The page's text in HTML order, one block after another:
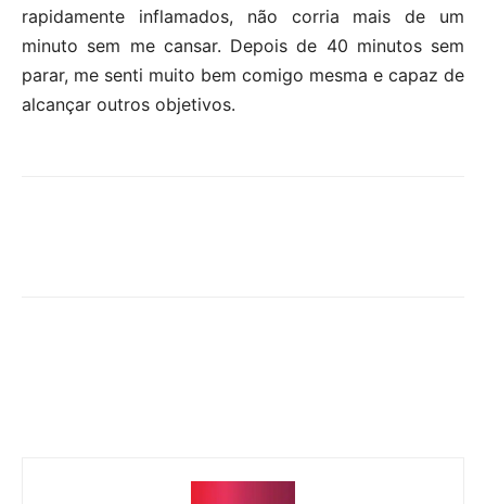
rapidamente inflamados, não corria mais de um
minuto sem me cansar. Depois de 40 minutos sem
parar, me senti muito bem comigo mesma e capaz de
alcançar outros objetivos.